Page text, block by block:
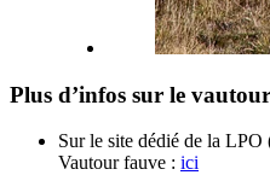
Plus d’infos sur le
Sur le site dédié de la
Vautour fauve : ici